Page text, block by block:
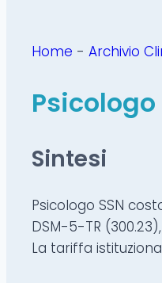
Home - Archivio
Psicologo
Sintesi
Psicologo SSN
DSM-5-TR
La tariffa